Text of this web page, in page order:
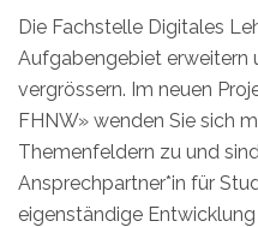
Die Fachstelle Digitales
Aufgabengebiet erweitern
vergrössern. Im neuen
FHNW» wenden Sie sich
Themenfeldern zu und
Ansprechpartner*in für
eigenständige